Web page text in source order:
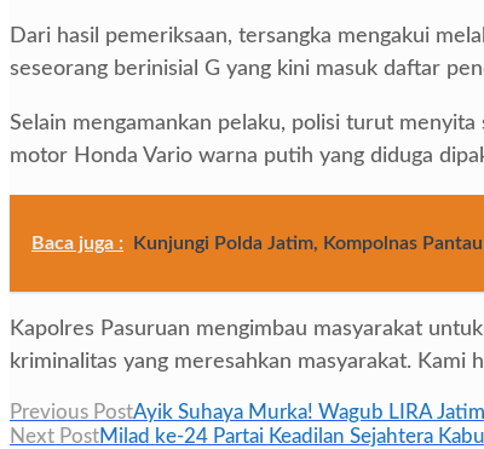
Dari hasil pemeriksaan, tersangka mengakui
seseorang berinisial G yang kini masuk daftar
Selain mengamankan pelaku, polisi turut
motor Honda Vario warna putih yang diduga
Baca juga : Kunjungi Polda Jatim, Kompolnas
Kapolres Pasuruan mengimbau masyarakat
kriminalitas yang meresahkan masyarakat. Kami
Navigasi
Previous PostAyik Suhaya Murka! Wagub LIRA
Next PostMilad ke-24 Partai Keadilan Sejahtera